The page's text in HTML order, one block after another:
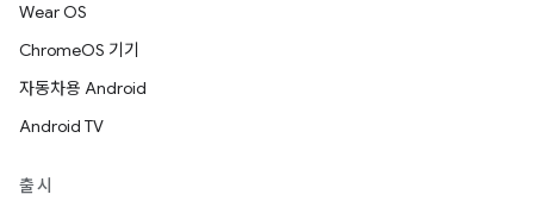
Wear OS
ChromeOS 기기
자동차용 Android
Android TV
출시